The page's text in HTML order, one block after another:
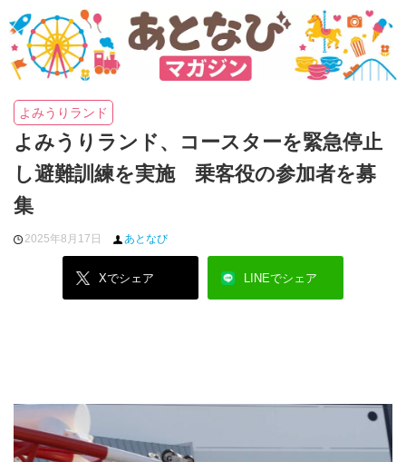
よみうりランド
よみうりランド、コースターを緊急停止
し避難訓練を実施 乗客役の参加者を募
集
2025年8月17日 あとなび
Xでシェア LINEでシェア